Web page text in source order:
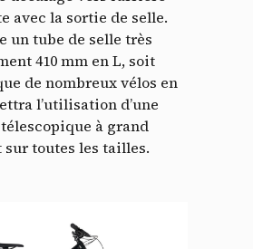
avec la sortie de selle.
un tube de selle très
410 mm en L, soit
de nombreux vélos en
l’utilisation d’une
à grand
toutes les tailles.